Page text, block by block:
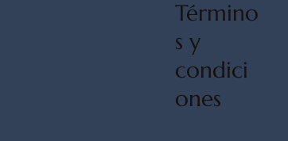
Término
s y
condici
ones